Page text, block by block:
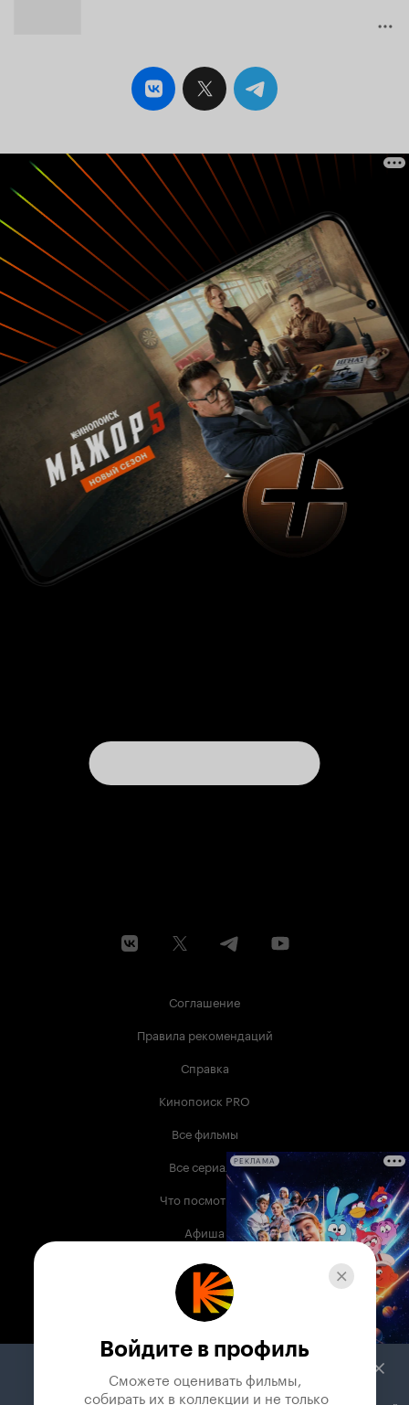
Соглашение
Правила рекомендаций
Справка
Кинопоиск PRO
Все фильмы
Все сериалы
Что посмотреть
Афиша
Музыка
Телепрограмма
Служба поддержки
РЕКЛАМА
Войдите в профиль
Сможете оценивать фильмы,
собирать их в коллекции и не только